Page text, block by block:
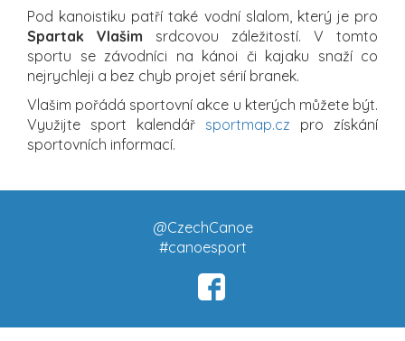
Pod kanoistiku patří také vodní slalom, který je pro
Spartak Vlašim srdcovou záležitostí. V tomto
sportu se závodníci na kánoi či kajaku snaží co
nejrychleji a bez chyb projet sérií branek.
Vlašim pořádá sportovní akce u kterých můžete být.
Využijte sport kalendář sportmap.cz pro získání
sportovních informací.
@CzechCanoe
#canoesport